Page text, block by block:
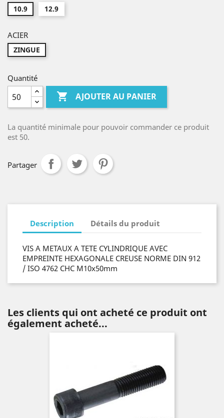
10.9 12.9
ACIER
ZINGUE
Quantité
 AJOUTER AU PANIER
La quantité minimale pour pouvoir commander ce produit
est 50.
Partager
Description Détails du produit
VIS A METAUX A TETE CYLINDRIQUE AVEC
EMPREINTE HEXAGONALE CREUSE NORME DIN 912
/ ISO 4762 CHC M10x50mm
Les clients qui ont acheté ce produit ont
également acheté...